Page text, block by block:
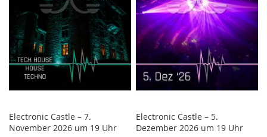
Electronic Castle – 7.
November 2026 um 19 Uhr
Electronic Castle – 5.
Dezember 2026 um 19 Uhr